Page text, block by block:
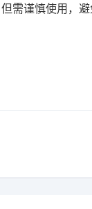
但需谨慎使用